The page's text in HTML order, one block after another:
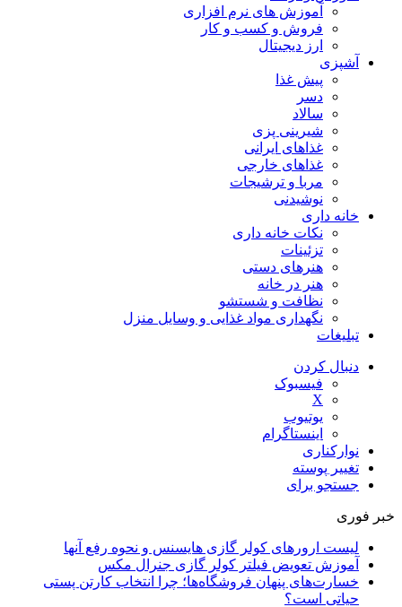
آموزش های نرم افزاری
فروش و کسب و کار
ارز دیجیتال
آشپزی
پیش غذا
دسر
سالاد
شیرینی پزی
غذاهای ایرانی
غذاهای خارجی
مربا و ترشیجات
نوشیدنی
خانه داری
نکات خانه داری
تزئینات
هنرهای دستی
هنر در خانه
نظافت و شستشو
نگهداری مواد غذایی و وسایل منزل
تبلیغات
دنبال کردن
فیسبوک
X
یوتیوب
اینستاگرام
نوارکناری
تغییر پوسته
جستجو برای
خبر فوری
لیست ارورهای کولر گازی هایسنس و نحوه رفع آنها
آموزش تعویض فیلتر کولر گازی جنرال مکس
خسارت‌های پنهان فروشگاه‌ها؛ چرا انتخاب کارتن پستی
حیاتی است؟